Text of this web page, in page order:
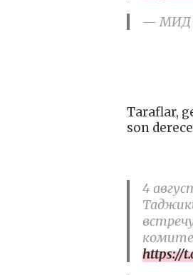
— МИД
Taraflar,
son
4
https://